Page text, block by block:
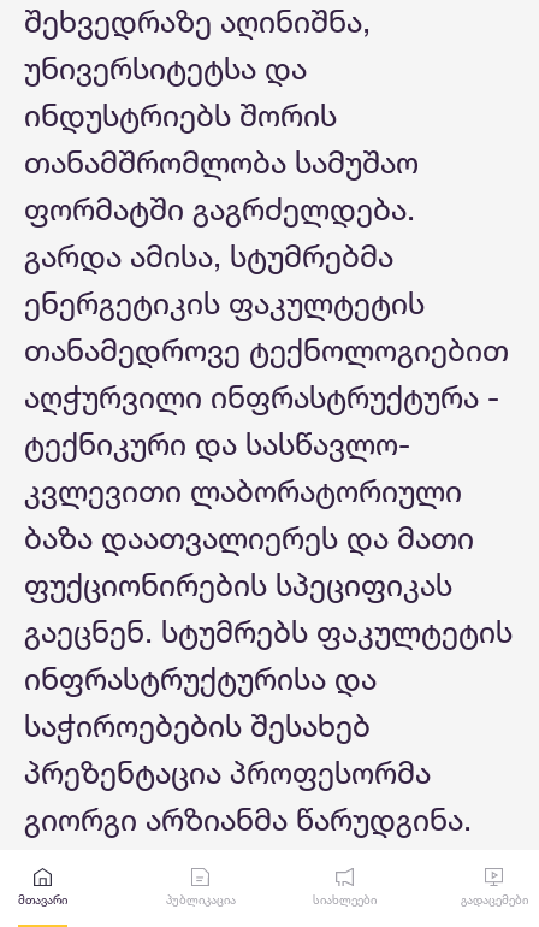
შეხვედრაზე აღინიშნა,
უნივერსიტეტსა და
ინდუსტრიებს შორის
თანამშრომლობა სამუშაო
ფორმატში გაგრძელდება.
გარდა ამისა, სტუმრებმა
ენერგეტიკის ფაკულტეტის
თანამედროვე ტექნოლოგიებით
აღჭურვილი ინფრასტრუქტურა -
ტექნიკური და სასწავლო-
კვლევითი ლაბორატორიული
ბაზა დაათვალიერეს და მათი
ფუქციონირების სპეციფიკას
გაეცნენ. სტუმრებს ფაკულტეტის
ინფრასტრუქტურისა და
საჭიროებების შესახებ
პრეზენტაცია პროფესორმა
გიორგი არზიანმა წარუდგინა.
მთავარი პუბლიკაცია სიახლეები გადაცემები